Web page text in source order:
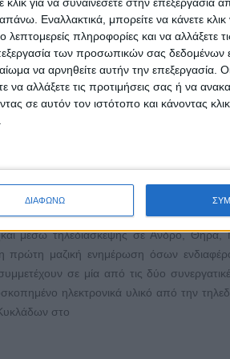
Εναλλακτικά, μπορείτε να κάνετε κλικ
πληροφορίες και να αλλάξετε
των προσωπικών σας δεδομένων
να αρνηθείτε αυτήν την επεξεργασία.
αλλάξετε τις προτιμήσεις σας ή να
σε αυτόν τον ιστότοπο και κάνοντας
ΔΙΑΦΩΝΩ
ένα είδος «εργαστηρίου» για την
συζήτηση για τη δημιουργία δύο
στα μικρά Κυκλαδονήσια και στις 16/3/
μέσω τηλεδιάσκεψης σε Άνδρο, Θήρα,
μαζική ενημέρωση όσων
σε μία από τις δύο
ηλεκτρονικά υλικό από την
στο